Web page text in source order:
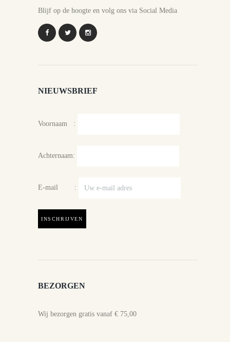
Blijf op de hoogte en volg ons via Social Media
NIEUWSBRIEF
Voornaam :
Achternaam:
E-mail :
BEZORGEN
Wij bezorgen gratis vanaf € 75,00